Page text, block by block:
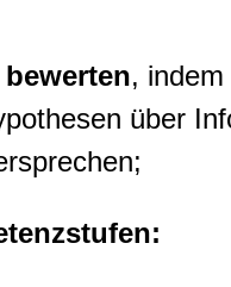
,
über